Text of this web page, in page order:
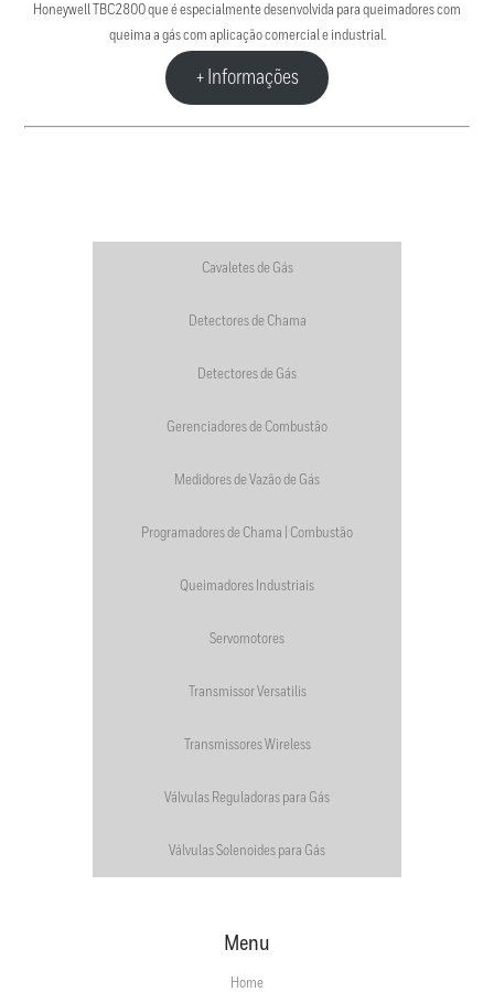
Honeywell TBC2800 que é especialmente desenvolvida para queimadores com
queima a gás com aplicação comercial e industrial.
+ Informações
Cavaletes de Gás
Detectores de Chama
Detectores de Gás
Gerenciadores de Combustão
Medidores de Vazão de Gás
Programadores de Chama | Combustão
Queimadores Industriais
Servomotores
Transmissor Versatilis
Transmissores Wireless
Válvulas Reguladoras para Gás
Válvulas Solenoides para Gás
Menu
Home